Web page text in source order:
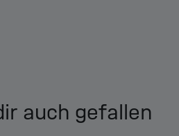
auch gefallen